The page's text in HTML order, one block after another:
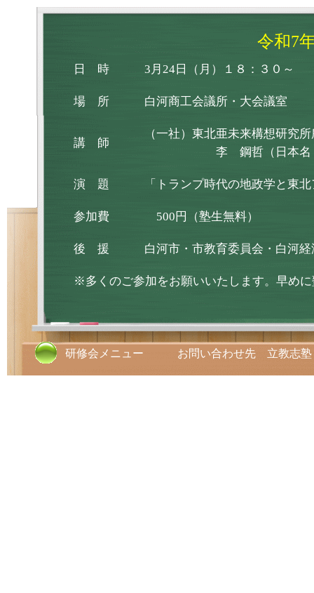
令和7
日 時 3月24日（月）１８：３０～
場 所 白河商工会議所・大会議室
講 師
（一社）東北亜未来構想研究
李 鋼哲（日本名 温
演 題 「トランプ時代の地政学と東
参加費 500円（塾生無料）
後 援 白河市・市教育委員会・白河
※多くのご参加をお願いいたします。早め
研修会メニュー お問い合わせ先 立教志